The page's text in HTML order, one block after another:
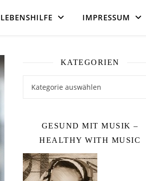
LEBENSHILFE IMPRESSUM
KATEGORIEN
GESUND MIT MUSIK –
HEALTHY WITH MUSIC